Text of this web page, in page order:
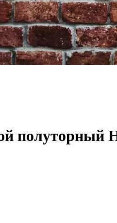
полуторный